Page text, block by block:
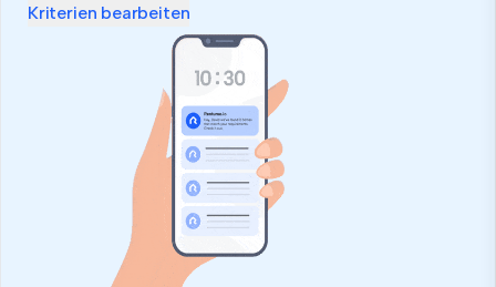
Kriterien bearbeiten